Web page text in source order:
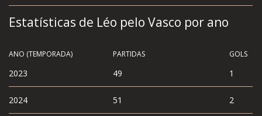
Estatísticas de Léo pelo Vasco por ano
ANO (TEMPORADA)
2023
2024
PARTIDAS GOLS
49 1
51 2